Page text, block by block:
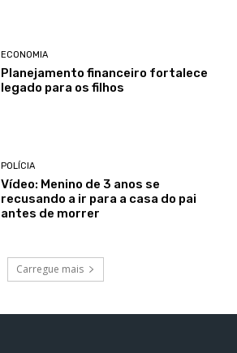
ECONOMIA
Planejamento financeiro fortalece
legado para os filhos
POLÍCIA
Vídeo: Menino de 3 anos se
recusando a ir para a casa do pai
antes de morrer
Carregue mais